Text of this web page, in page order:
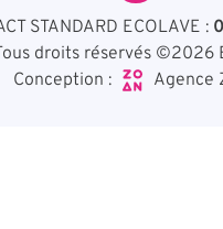
STANDARD ECOLAVE :
droits réservés ©2026
Agence